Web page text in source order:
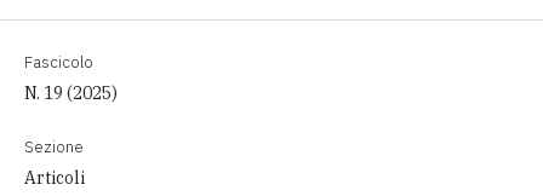
Fascicolo
N. 19 (2025)
Sezione
Articoli